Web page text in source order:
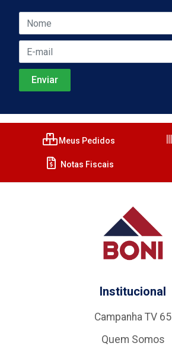
Meus Pedidos
Notas Fiscais
Institucional
Campanha TV 65
Quem Somos